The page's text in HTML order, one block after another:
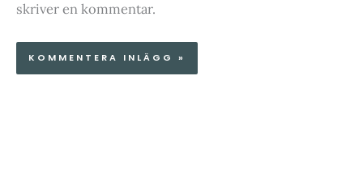
skriver en kommentar.